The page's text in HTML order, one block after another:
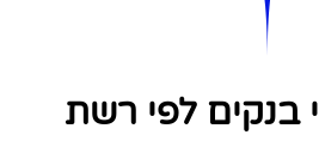
בנקים לפי רשת